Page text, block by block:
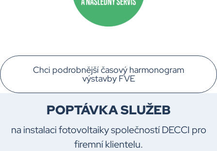
Chci podrobnější časový harmonogram
výstavby FVE
POPTÁVKA SLUŽEB
na instalaci fotovoltaiky společností DECCI pro
firemní klientelu.